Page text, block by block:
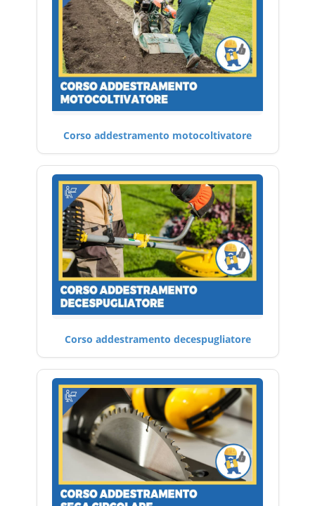
Corso addestramento motocoltivatore
Corso addestramento decespugliatore